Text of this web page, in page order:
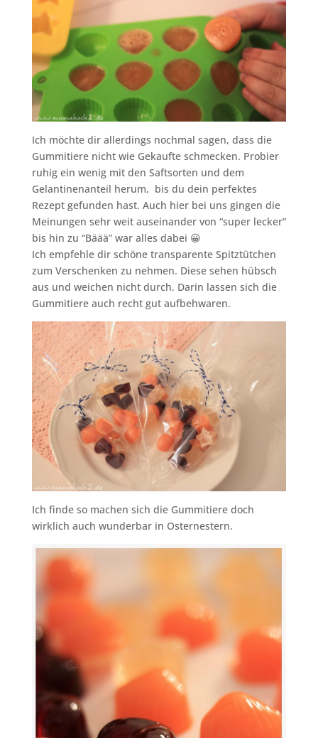
Ich möchte dir allerdings nochmal sagen, dass die
Gummitiere nicht wie Gekaufte schmecken. Probier
ruhig ein wenig mit den Saftsorten und dem
Gelantinenanteil herum, bis du dein perfektes
Rezept gefunden hast. Auch hier bei uns gingen die
Meinungen sehr weit auseinander von “super lecker”
bis hin zu “Bäää” war alles dabei 😀
Ich empfehle dir schöne transparente Spitztütchen
zum Verschenken zu nehmen. Diese sehen hübsch
aus und weichen nicht durch. Darin lassen sich die
Gummitiere auch recht gut aufbehwaren.
Ich finde so machen sich die Gummitiere doch
wirklich auch wunderbar in Osternestern.